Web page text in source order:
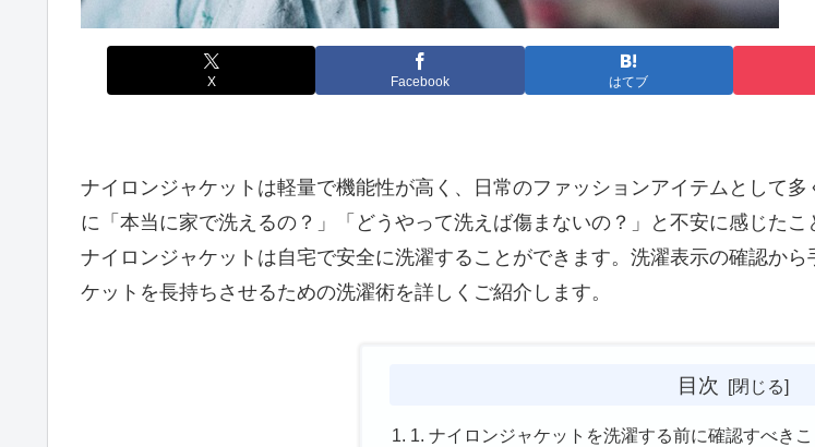
X Facebook はてブ
ナイロンジャケットは軽量で機能性が高く、日常のファッションアイテムとして
に「本当に家で洗えるの？」「どうやって洗えば傷まないの？」と不安に感じた
ナイロンジャケットは自宅で安全に洗濯することができます。洗濯表示の確認か
ケットを長持ちさせるための洗濯術を詳しくご紹介します。
目次
1. ナイロンジャケットを洗濯する前に確認すべきこ